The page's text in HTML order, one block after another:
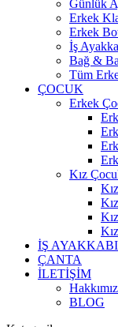
Günlük
Erkek
Erkek
İş
Bağ &
Tüm
ÇOCUK
Erkek
Kız
İŞ
ÇANTA
İLETİŞİM
BLOG